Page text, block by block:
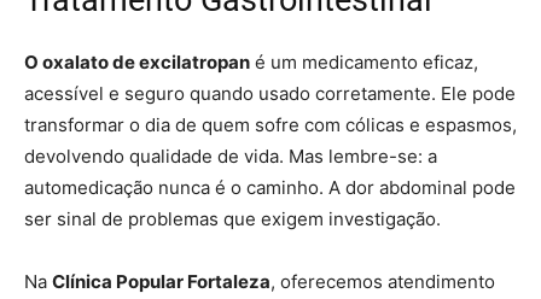
O oxalato de excilatropan é um medicamento eficaz,
acessível e seguro quando usado corretamente. Ele pode
transformar o dia de quem sofre com cólicas e espasmos,
devolvendo qualidade de vida. Mas lembre-se: a
automedicação nunca é o caminho. A dor abdominal pode
ser sinal de problemas que exigem investigação.
Na Clínica Popular Fortaleza, oferecemos atendimento